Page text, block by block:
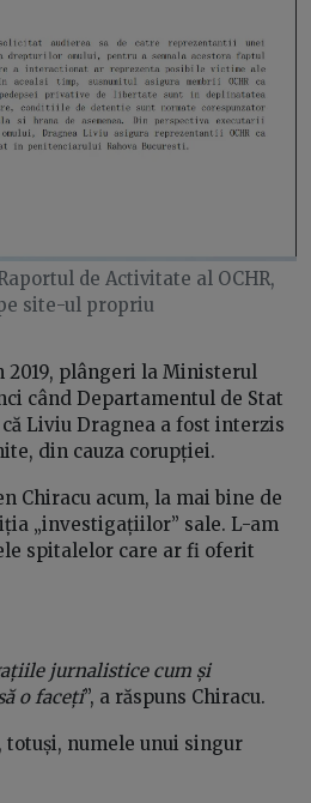
de Activitate al OCHR,
site-ul propriu
2019, plângeri la Ministerul
când Departamentul de Stat
Liviu Dragnea a fost interzis
din cauza corupției.
Chiracu acum, la mai bine de
„investigațiilor” sale. L-am
spitalelor care ar fi oferit
jurnalistice cum și
o faceți”, a răspuns Chiracu.
numele unui singur